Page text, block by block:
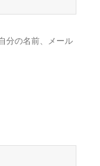
分の名前、メール